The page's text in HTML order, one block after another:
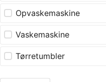
Opvaskemaskine
Vaskemaskine
Tørretumbler